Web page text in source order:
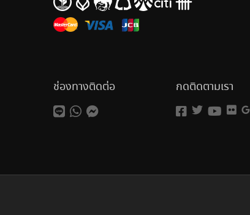
ช่องทางติดต่อ กดติดตามเรา